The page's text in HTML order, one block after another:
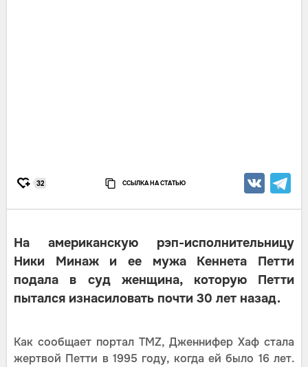
32 ССЫЛКА НА СТАТЬЮ
На американскую рэп-исполнительницу
Ники Минаж и ее мужа Кеннета Петти
подала в суд женщина, которую Петти
пытался изнасиловать почти 30 лет назад.
Как сообщает портал TMZ, Дженнифер Хаф стала
жертвой Петти в 1995 году, когда ей было 16 лет.